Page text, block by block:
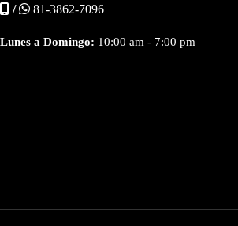
/
81-3862-7096
Lunes a Domingo: 10:00 am - 7:00 pm